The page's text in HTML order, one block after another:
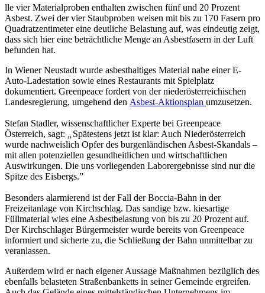
lle vier Materialproben enthalten zwischen fünf und 20 Prozent
Asbest. Zwei der vier Staubproben weisen mit bis zu 170 Fasern pro
Quadratzentimeter eine deutliche Belastung auf, was eindeutig zeigt,
dass sich hier eine beträchtliche Menge an Asbestfasern in der Luft
befunden hat.
In Wiener Neustadt wurde asbesthaltiges Material nahe einer E-
Auto-Ladestation sowie eines Restaurants mit Spielplatz
dokumentiert. Greenpeace fordert von der niederösterreichischen
Landesregierung, umgehend den Asbest-Aktionsplan umzusetzen.
Stefan Stadler, wissenschaftlicher Experte bei Greenpeace
Österreich, sagt:
Spätestens jetzt ist klar: Auch Niederösterreich
wurde nachweislich Opfer des burgenländischen Asbest-Skandals –
mit allen potenziellen gesundheitlichen und wirtschaftlichen
Auswirkungen. Die uns vorliegenden Laborergebnisse sind nur die
Spitze des Eisbergs.”
Besonders alarmierend ist der Fall der Boccia-Bahn in der
Freizeitanlage von Kirchschlag. Das sandige bzw. kiesartige
Füllmaterial wies eine Asbestbelastung von bis zu 20 Prozent auf.
Der Kirchschlager Bürgermeister wurde bereits von Greenpeace
informiert und sicherte zu, die Schließung der Bahn unmittelbar zu
veranlassen.
Außerdem wird er nach eigener Aussage Maßnahmen bezüglich des
ebenfalls belasteten Straßenbanketts in seiner Gemeinde ergreifen.